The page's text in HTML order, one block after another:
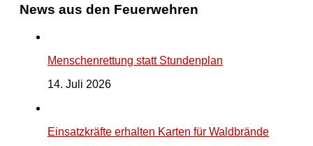
News aus den Feuerwehren
Menschenrettung statt Stundenplan
14. Juli 2026
Einsatzkräfte erhalten Karten für Waldbrände